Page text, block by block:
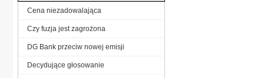
Cena niezadowalająca
Czy fuzja jest zagrożona
DG Bank przeciw nowej emisji
Decydujące głosowanie